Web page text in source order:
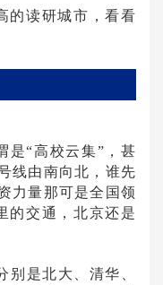
的读研城市，看看
是“高校云集”，甚
线由南向北，谁先
力量那可是全国领
的交通，北京还是
别是北大、清华、